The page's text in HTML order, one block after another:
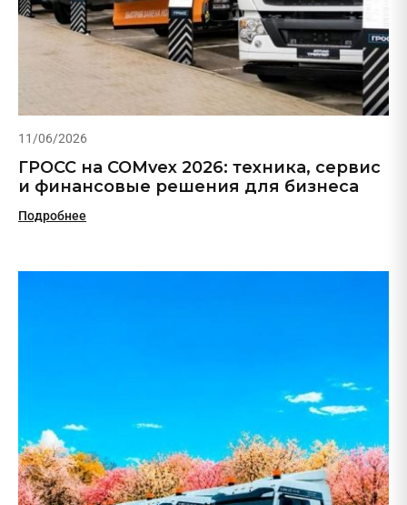
11/06/2026
ГРОСС на COMvex 2026: техника, сервис
и финансовые решения для бизнеса
Подробнее